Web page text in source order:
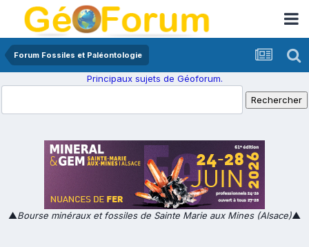
Forum Fossiles et Paléontologie
Principaux sujets de Géoforum.
▲Bourse minéraux et fossiles de Sainte Marie aux Mines (Alsace)▲